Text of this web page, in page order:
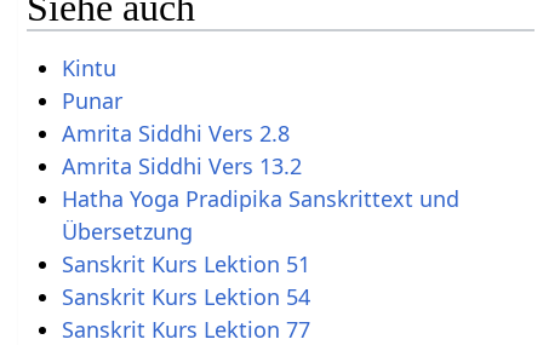
Kintu
Punar
Amrita Siddhi Vers 2.8
Amrita Siddhi Vers 13.2
Hatha Yoga Pradipika Sanskrittext und
Übersetzung
Sanskrit Kurs Lektion 51
Sanskrit Kurs Lektion 54
Sanskrit Kurs Lektion 77